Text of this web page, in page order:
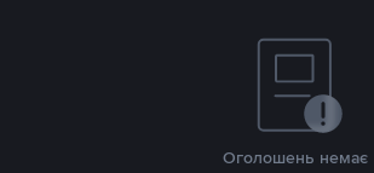
Оголошень немає